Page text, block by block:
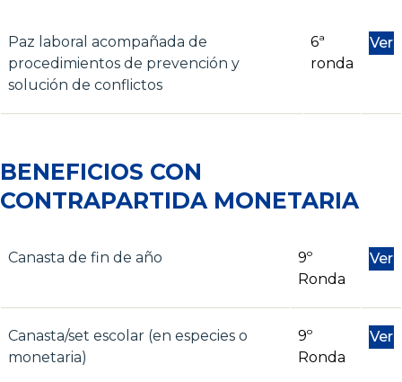
Paz laboral acompañada de
procedimientos de prevención y
solución de conflictos
6ª
ronda
Ver
BENEFICIOS CON
CONTRAPARTIDA MONETARIA
Canasta de fin de año
9º
Ronda
Ver
Canasta/set escolar (en especies o
monetaria)
9º
Ronda
Ver